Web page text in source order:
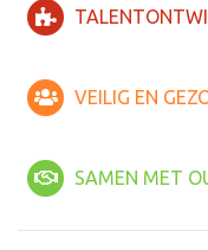
VEILIG EN
SAMEN MET